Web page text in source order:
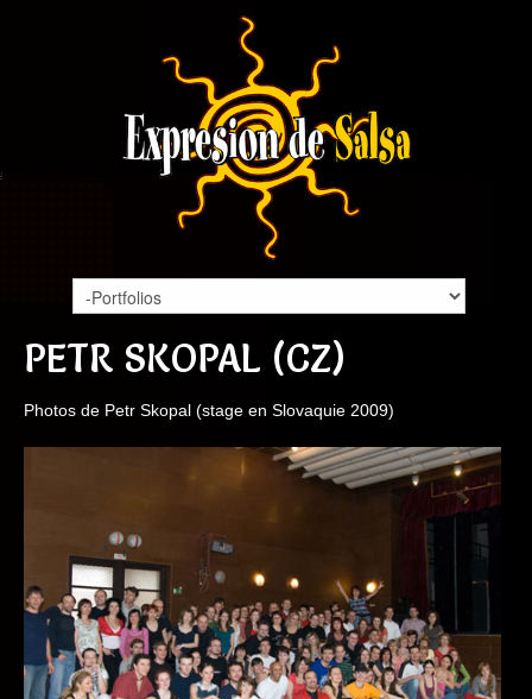
PETR SKOPAL (CZ)
Photos de Petr Skopal (stage en Slovaquie 2009)